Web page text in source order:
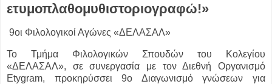
ετυμοπλαθομυθιστοριογραφώ!»
9οι Φιλολογικοί Αγώνες «ΔΕΛΑΣΑΛ»
Το Τμήμα Φιλολογικών Σπουδών του Κολεγίου
«ΔΕΛΑΣΑΛ», σε συνεργασία με τον Διεθνή Οργανισμό
Etygram, προκηρύσσει 9ο Διαγωνισμό γνώσεων για